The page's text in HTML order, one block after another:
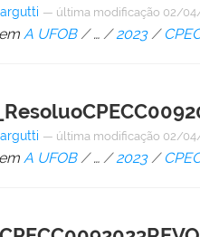
— última modificação 02/
A UFOB /…/2023 /
— última modificação 02/
A UFOB /…/2023 /